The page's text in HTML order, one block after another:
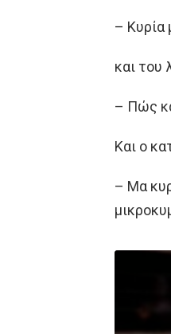
– Κυρία
και του
– Πώς
Και ο
– Μα